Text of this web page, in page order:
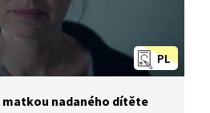
PL
matkou nadaného dítěte